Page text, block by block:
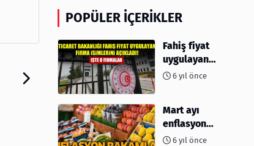
POPÜLER İÇERIKLER
Fahiş fiyat
uygulayan
firmalar açıklandı
6 yıl önce
Mart ayı
enflasyon
rakamları
6 yıl önce